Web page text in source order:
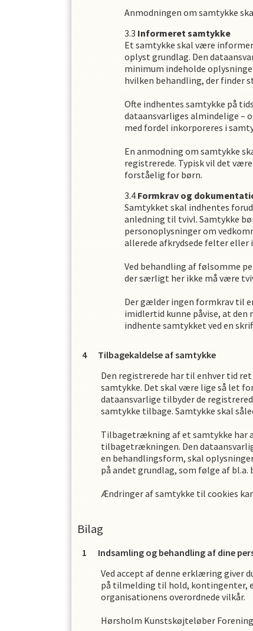
Anmodningen om samtykke
Informeret samtykke
Et samtykke skal være
oplyst grundlag. Den
minimum indeholde
hvilken behandling, der finder
Ofte indhentes samtykke på
dataansvarliges almindelige –
med fordel inkorporeres i
En anmodning om samtykke
registrerede. Typisk vil det
forståelig for børn.
Formkrav og
Samtykket skal indhentes
anledning til tvivl. Samtykke
personoplysninger om
allerede afkrydsede felter
Ved behandling af følsomme
der særligt her ikke må være
Der gælder ingen formkrav til
imidlertid kunne påvise, at
indhente samtykket ved en
Tilbagekaldelse af samtykke
Den registrerede har til enhver tid
samtykke. Det skal være lige så let
dataansvarlige tilbyder de
samtykke tilbage. Samtykke skal
Tilbagetrækning af et samtykke har
tilbagetrækningen. Den
en behandlingsform, skal
på andet grundlag, som følge af
Ændringer af samtykke til cookies
Bilag
Indsamling og behandling af dine
Ved accept af denne erklæring giver
på tilmelding til hold, kontingenter,
organisationens overordnede vilkår.
Hørsholm Kunstskøjteløber Forening